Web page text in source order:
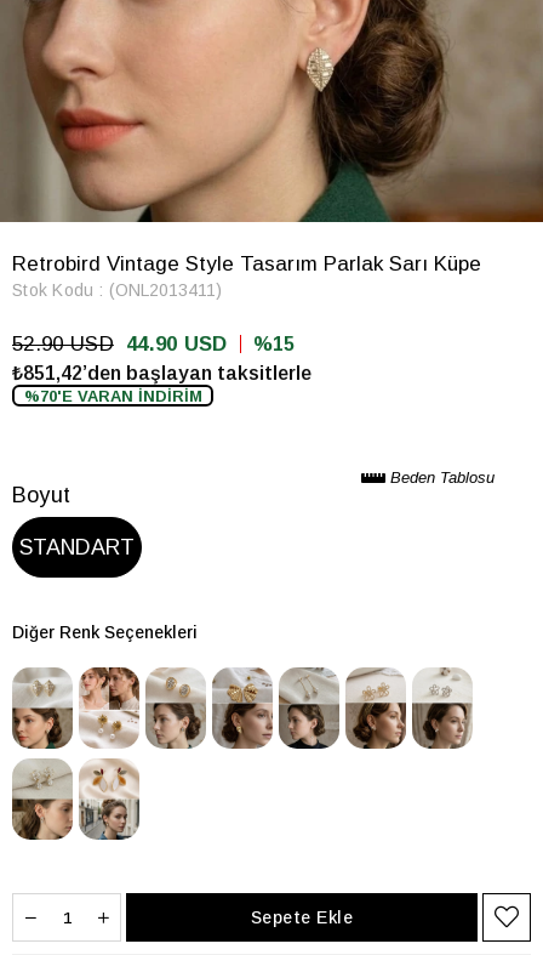
Retrobird Vintage Style Tasarım Parlak Sarı Küpe
Stok Kodu (ONL2013411)
52.90 USD 44.90 USD
15
₺851,42’den başlayan taksitlerle
%70'E VARAN İNDİRİM
Beden Tablosu
Boyut
STANDART
Diğer Renk Seçenekleri